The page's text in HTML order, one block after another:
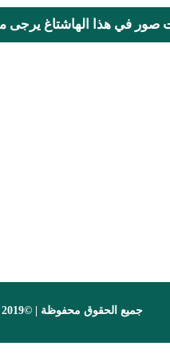
صور في هذا الهاشتاغ يرجى
جميع الحقوق محفوظة | ©2019 هذا الموقع من تصميم